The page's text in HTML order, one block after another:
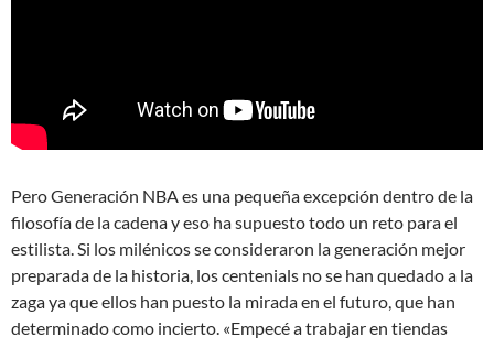
Pero Generación NBA es una pequeña excepción dentro de la
filosofía de la cadena y eso ha supuesto todo un reto para el
estilista. Si los milénicos se consideraron la generación mejor
preparada de la historia, los centenials no se han quedado a la
zaga ya que ellos han puesto la mirada en el futuro, que han
determinado como incierto. «Empecé a trabajar en tiendas